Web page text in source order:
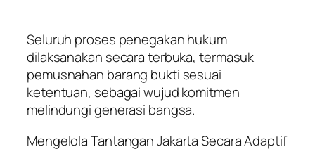
Seluruh proses penegakan hukum
dilaksanakan secara terbuka, termasuk
pemusnahan barang bukti sesuai
ketentuan, sebagai wujud komitmen
melindungi generasi bangsa.
Mengelola Tantangan Jakarta Secara Adaptif